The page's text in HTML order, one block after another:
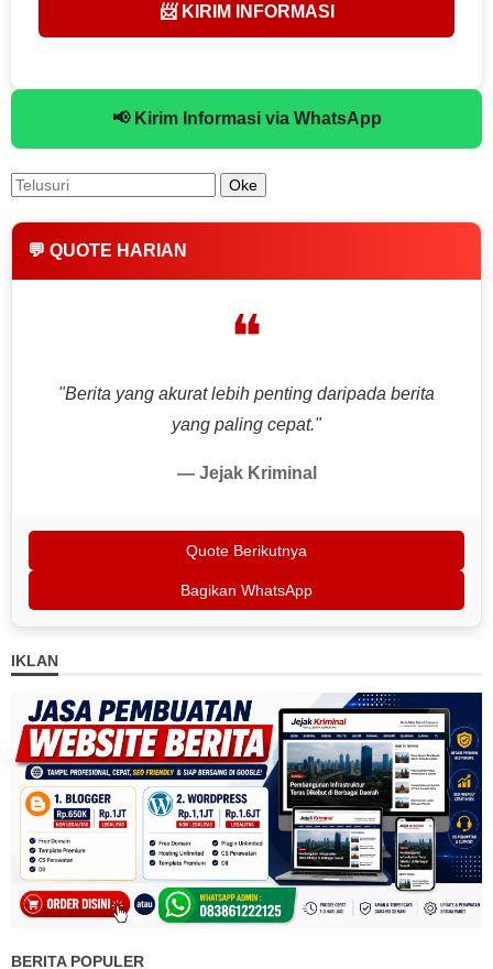
📨 KIRIM INFORMASI
📢 Kirim Informasi via WhatsApp
💬 QUOTE HARIAN
❝
"Berita yang akurat lebih penting daripada berita
yang paling cepat."
— Jejak Kriminal
Quote Berikutnya
Bagikan WhatsApp
IKLAN
BERITA POPULER